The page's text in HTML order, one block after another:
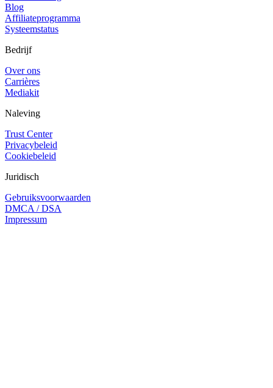
Blog
Affiliateprogramma
Systeemstatus
Bedrijf
Over ons
Carrières
Mediakit
Naleving
Trust Center
Privacybeleid
Cookiebeleid
Juridisch
Gebruiksvoorwaarden
DMCA / DSA
Impressum